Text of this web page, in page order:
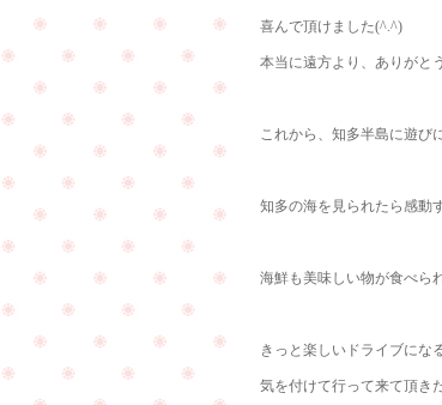
喜んで頂けました(^.^)
本当に遠方より、ありがと
これから、知多半島に遊び
知多の海を見られたら感動
海鮮も美味しい物が食べら
きっと楽しいドライブにな
気を付けて行って来て頂き